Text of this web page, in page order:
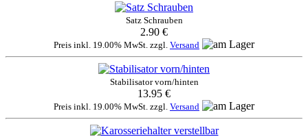
Satz Schrauben
2.90 €
Preis inkl. 19.00% MwSt. zzgl. Versand
Stabilisator vorn/hinten
13.95 €
Preis inkl. 19.00% MwSt. zzgl. Versand